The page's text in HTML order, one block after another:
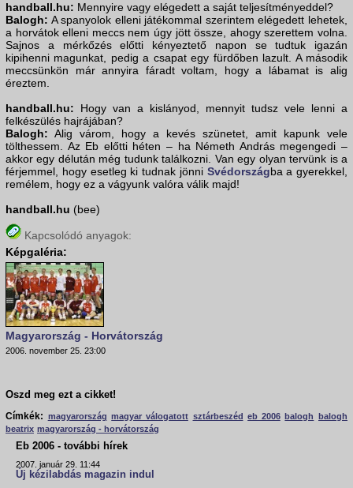
handball.hu: Mennyire vagy elégedett a saját teljesítményeddel?
Balogh: A spanyolok elleni játékommal szerintem elégedett lehetek,
a horvátok elleni meccs nem úgy jött össze, ahogy szerettem volna.
Sajnos a mérkőzés előtti kényeztető napon se tudtuk igazán
kipihenni magunkat, pedig a csapat egy fürdőben lazult. A második
meccsünkön már annyira fáradt voltam, hogy a lábamat is alig
éreztem.
handball.hu: Hogy van a kislányod, mennyit tudsz vele lenni a
felkészülés hajrájában?
Balogh: Alig várom, hogy a kevés szünetet, amit kapunk vele
tölthessem. Az Eb előtti héten – ha Németh András megengedi –
akkor egy délután még tudunk találkozni. Van egy olyan tervünk is a
férjemmel, hogy esetleg ki tudnak jönni Svédországba a gyerekkel,
remélem, hogy ez a vágyunk valóra válik majd!
handball.hu (bee)
Kapcsolódó anyagok:
Képgaléria:
Magyarország - Horvátország
2006. november 25. 23:00
Oszd meg ezt a cikket!
Címkék: magyarország magyar válogatott sztárbeszéd eb 2006 balogh
balogh
beatrix magyarország - horvátország
Eb 2006 - további hírek
2007. január 29. 11:44
Új kézilabdás magazin indul